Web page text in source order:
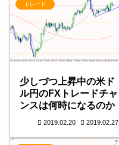
トレード
少しづつ上昇中の米ド
ル円のFXトレードチャ
ンスは何時になるのか
2019.02.20 2019.02.27